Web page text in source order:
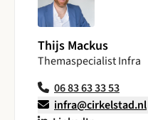
Thijs Mackus
Themaspecialist Infra
06 83 63 33 53
infra@cirkelstad.nl